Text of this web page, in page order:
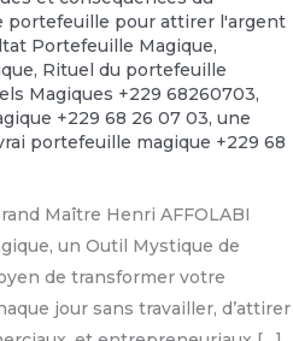
portefeuille pour attirer l'argent
Portefeuille Magique,
, Rituel du portefeuille
Magiques +229 68260703,
+229 68 26 07 03,une
portefeuille magique +229 68
Maître Henri AFFOLABI
un Outil Mystique de
de transformer votre
jour sans travailler, d’attirer